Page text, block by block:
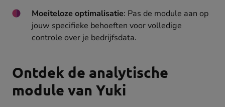
Moeiteloze optimalisatie: Pas de module aan op
jouw specifieke behoeften voor volledige
controle over je bedrijfsdata.
Ontdek de analytische
module van Yuki